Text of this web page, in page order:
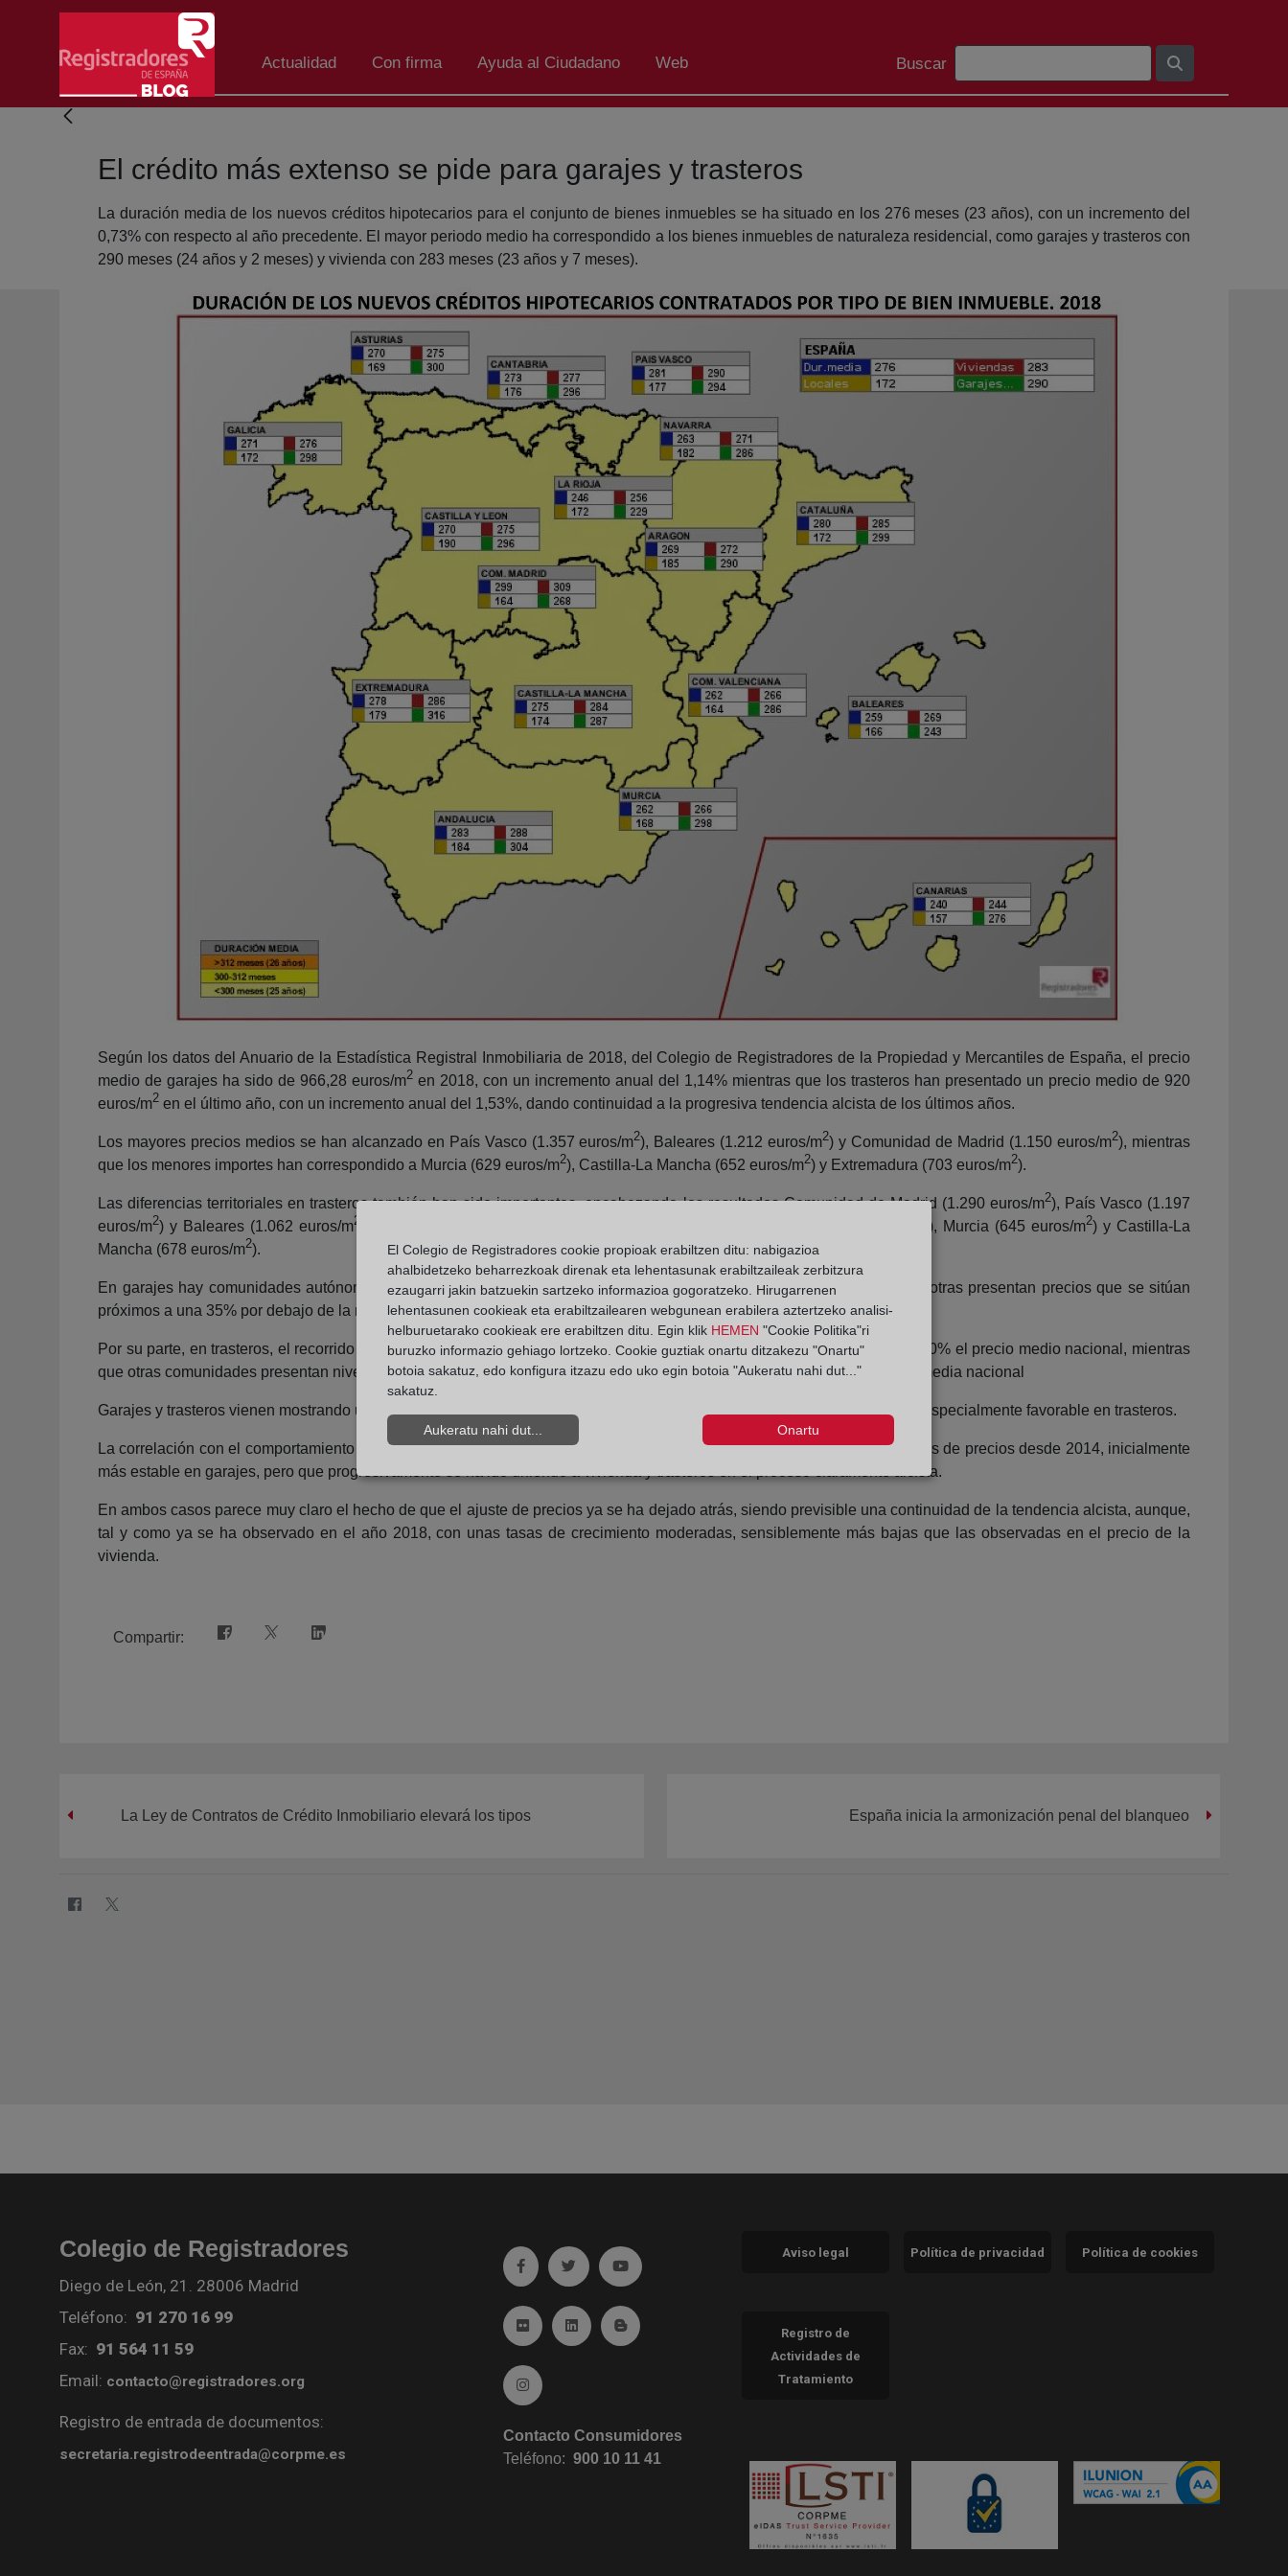
Eduki nagusira joan
Actualidad Con firma Ayuda al Ciudadano Web
Bilaketa barra
Buscar
El crédito más extenso se pide para garajes y trasteros
La duración media de los nuevos créditos hipotecarios para el conjunto de bienes inmuebles se ha situado en los 276 meses (23 años), con un incremento del
0,73% con respecto al año precedente. El mayor periodo medio ha correspondido a los bienes inmuebles de naturaleza residencial, como garajes y trasteros con
290 meses (24 años y 2 meses) y vivienda con 283 meses (23 años y 7 meses).
Según los datos del Anuario de la Estadística Registral Inmobiliaria de 2018, del Colegio de Registradores de la Propiedad y Mercantiles de España, el precio
medio de garajes ha sido de 966,28 euros/m2 en 2018, con un incremento anual del 1,14% mientras que los trasteros han presentado un precio medio de 920
euros/m2 en el último año, con un incremento anual del 1,53%, dando continuidad a la progresiva tendencia alcista de los últimos años.
Los mayores precios medios se han alcanzado en País Vasco (1.357 euros/m2), Baleares (1.212 euros/m2) y Comunidad de Madrid (1.150 euros/m2), mientras
que los menores importes han correspondido a Murcia (629 euros/m2), Castilla-La Mancha (652 euros/m2) y Extremadura (703 euros/m2).
Las diferencias territoriales en trasteros también han sido importantes, encabezando los resultados Comunidad de Madrid (1.290 euros/m2), País Vasco (1.197
euros/m2) y Baleares (1.062 euros/m2 ), Murcia (645 euros/m2) y Castilla-La
Mancha (678 euros/m2).
En garajes hay comunidades autónomas con precios que superan en más de un 40% la media nacional, mientras que otras presentan precios que se sitúan
próximos a una 35% por debajo de la media nacional.
Por su parte, en trasteros, el recorrido en precios es similar, con alguna comunidad autónoma que supera en más de un 40% el precio medio nacional, mientras
que otras comunidades presentan niveles de precios significativamente bajos, con alrededor de un 40% por debajo de la media nacional
Garajes y trasteros vienen mostrando una tendencia positiva en precios durante los últimos años, con un comportamiento especialmente favorable en trasteros.
La correlación con el comportamiento del precio de la vivienda es muy elevada, dando lugar a una recuperación de niveles de precios desde 2014, inicialmente
más estable en garajes, pero que progresivamente se ha ido uniendo a vivienda y trasteros en el proceso claramente alcista.
En ambos casos parece muy claro el hecho de que el ajuste de precios ya se ha dejado atrás, siendo previsible una continuidad de la tendencia alcista, aunque,
tal y como ya se ha observado en el año 2018, con unas tasas de crecimiento moderadas, sensiblemente más bajas que las observadas en el precio de la
vivienda.
Compartir:
La Ley de Contratos de Crédito Inmobiliario elevará los tipos España inicia la armonización penal del blanqueo
Colegio de Registradores
Diego de León, 21. 28006 Madrid
Teléfono: 91 270 16 99
Fax: 91 564 11 59
Email: contacto@registradores.org
Registro de entrada de documentos:
secretaria.registrodeentrada@corpme.es
Ir a facebook (abre en ventana nueva)
Ir a twitter (abre en ventana nueva)
Ir a YouTube (abre en ventana nueva)
Ir a Flickr (abre en ventana nueva)
Ir a Linkedin (abre en ventana nueva)
Ir al Blog (abre en ventana nueva)
Ir a Instagram (abre en ventana nueva)
Contacto Consumidores
Teléfono:900 10 11 41
Aviso legal Política de privacidad Política de cookies
Registro de
Actividades de
Tratamiento
El Colegio de Registradores cookie propioak erabiltzen ditu: nabigazioa
ahalbidetzeko beharrezkoak direnak eta lehentasunak erabiltzaileak zerbitzura
ezaugarri jakin batzuekin sartzeko informazioa gogoratzeko. Hirugarrenen
lehentasunen cookieak eta erabiltzailearen webgunean erabilera aztertzeko analisi-
helburuetarako cookieak ere erabiltzen ditu. Egin klik HEMEN "Cookie Politika"ri
buruzko informazio gehiago lortzeko. Cookie guztiak onartu ditzakezu "Onartu"
botoia sakatuz, edo konfigura itzazu edo uko egin botoia "Aukeratu nahi dut..."
sakatuz.
Aukeratu nahi dut... Onartu